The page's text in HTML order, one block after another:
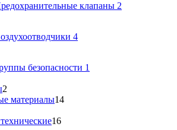
клапаны 2
4
безопасности 1
2
материалы14
16